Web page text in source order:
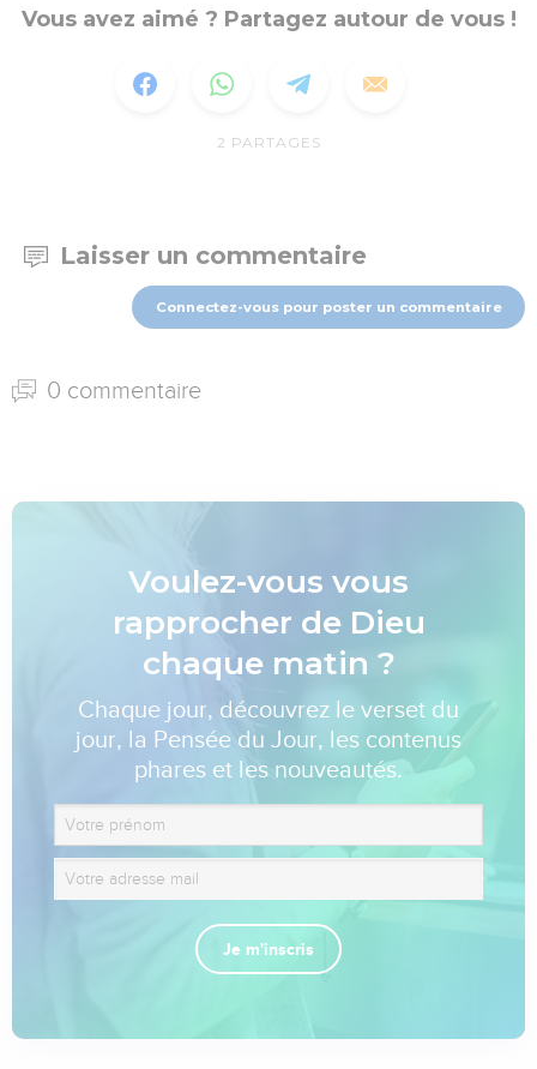
Vous avez aimé ? Partagez autour de vous !
2 PARTAGES
Laisser un commentaire
Connectez-vous pour poster un commentaire
0 commentaire
Voulez-vous vous
rapprocher de Dieu
chaque matin ?
Chaque jour, découvrez le verset du
jour, la Pensée du Jour, les contenus
phares et les nouveautés.
Je m'inscris